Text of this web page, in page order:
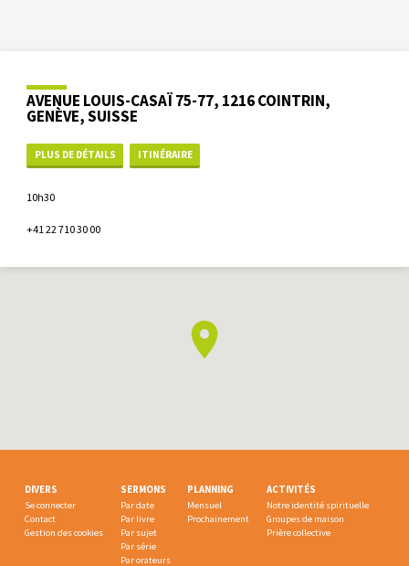
AVENUE LOUIS-CASAÏ 75-77, 1216 COINTRIN,
GENÈVE, SUISSE
PLUS DE DÉTAILS ITINÉRAIRE
10h30
+41 22 710 30 00
DIVERS
Se connecter
Contact
Gestion des cookies
SERMONS
Par date
Par livre
Par sujet
Par série
Par orateurs
PLANNING
Mensuel
Prochainement
ACTIVITÉS
Notre identité spirituelle
Groupes de maison
Prière collective